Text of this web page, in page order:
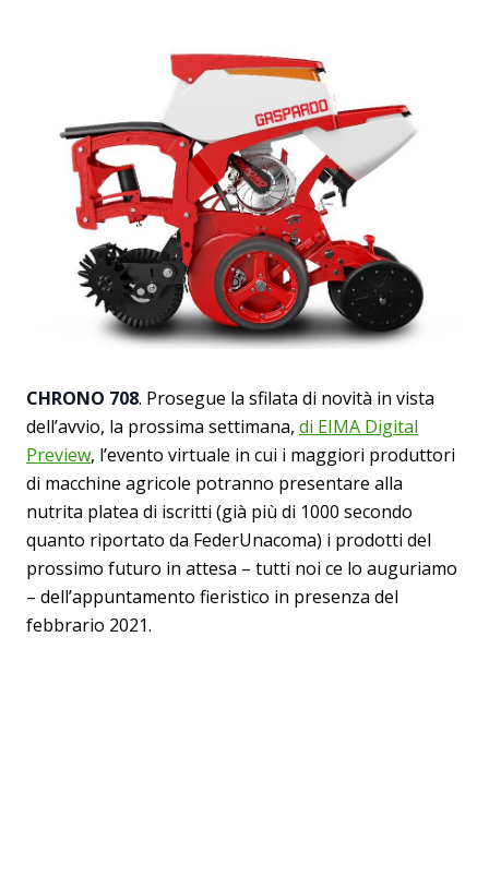
CHRONO 708. Prosegue la sfilata di novità in vista
dell’avvio, la prossima settimana, di EIMA Digital
Preview, l’evento virtuale in cui i maggiori produttori
di macchine agricole potranno presentare alla
nutrita platea di iscritti (già più di 1000 secondo
quanto riportato da FederUnacoma) i prodotti del
prossimo futuro in attesa – tutti noi ce lo auguriamo
– dell’appuntamento fieristico in presenza del
febbrario 2021.